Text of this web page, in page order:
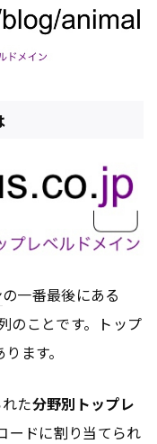
の一番最後にある
のことです。トップ
ます。
た分野別トップレ
ードに割り当てられ